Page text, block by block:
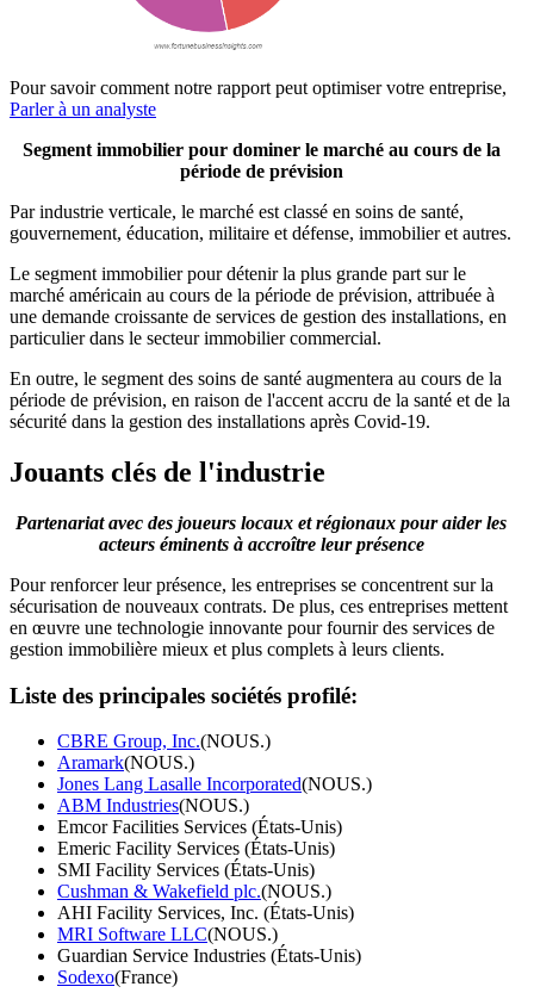
Pour savoir comment notre rapport peut optimiser votre entreprise,
Parler à un analyste
Segment immobilier pour dominer le marché au cours de la
période de prévision
Par industrie verticale, le marché est classé en soins de santé,
gouvernement, éducation, militaire et défense, immobilier et autres.
Le segment immobilier pour détenir la plus grande part sur le
marché américain au cours de la période de prévision, attribuée à
une demande croissante de services de gestion des installations, en
particulier dans le secteur immobilier commercial.
En outre, le segment des soins de santé augmentera au cours de la
période de prévision, en raison de l'accent accru de la santé et de la
sécurité dans la gestion des installations après Covid-19.
Jouants clés de l'industrie
Partenariat avec des joueurs locaux et régionaux pour aider les
acteurs éminents à accroître leur présence
Pour renforcer leur présence, les entreprises se concentrent sur la
sécurisation de nouveaux contrats. De plus, ces entreprises mettent
en œuvre une technologie innovante pour fournir des services de
gestion immobilière mieux et plus complets à leurs clients.
Liste des principales sociétés profilé:
CBRE Group, Inc.(NOUS.)
Aramark(NOUS.)
Jones Lang Lasalle Incorporated(NOUS.)
ABM Industries(NOUS.)
Emcor Facilities Services (États-Unis)
Emeric Facility Services (États-Unis)
SMI Facility Services (États-Unis)
Cushman & Wakefield plc.(NOUS.)
AHI Facility Services, Inc. (États-Unis)
MRI Software LLC(NOUS.)
Guardian Service Industries (États-Unis)
Sodexo(France)